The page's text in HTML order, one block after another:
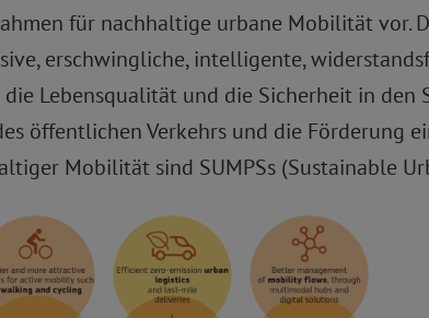
für nachhaltige urbane Mobilität
erschwingliche, intelligente,
die Lebensqualität und die Sicherheit in
öffentlichen Verkehrs und die Förderung
Mobilität sind SUMPSs (Sustainable